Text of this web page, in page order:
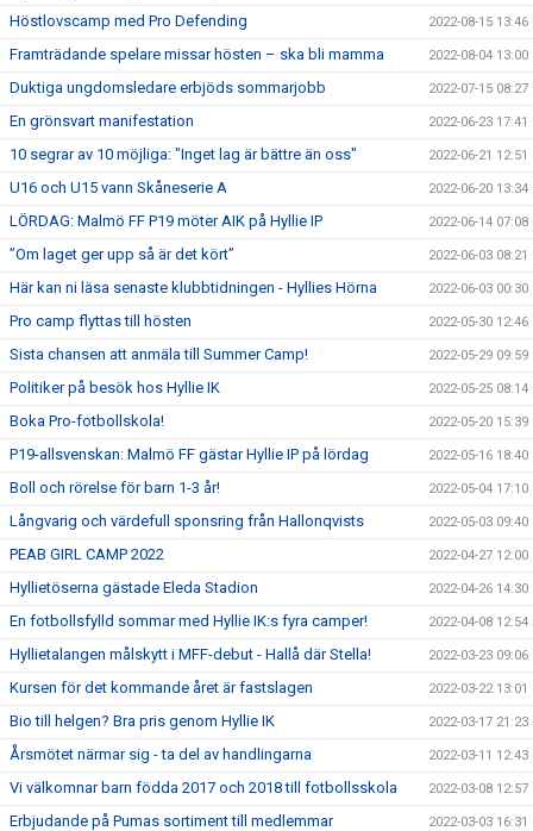
Höstlovscamp med Pro Defending 2022-08-15 13:46
Framträdande spelare missar hösten – ska bli mamma 2022-08-04 13:00
Duktiga ungdomsledare erbjöds sommarjobb 2022-07-15 08:27
En grönsvart manifestation 2022-06-23 17:41
10 segrar av 10 möjliga: "Inget lag är bättre än oss" 2022-06-21 12:51
U16 och U15 vann Skåneserie A 2022-06-20 13:34
LÖRDAG: Malmö FF P19 möter AIK på Hyllie IP 2022-06-14 07:08
”Om laget ger upp så är det kört” 2022-06-03 08:21
Här kan ni läsa senaste klubbtidningen - Hyllies Hörna 2022-06-03 00:30
Pro camp flyttas till hösten 2022-05-30 12:46
Sista chansen att anmäla till Summer Camp! 2022-05-29 09:59
Politiker på besök hos Hyllie IK 2022-05-25 08:14
Boka Pro-fotbollskola! 2022-05-20 15:39
P19-allsvenskan: Malmö FF gästar Hyllie IP på lördag 2022-05-16 18:40
Boll och rörelse för barn 1-3 år! 2022-05-04 17:10
Långvarig och värdefull sponsring från Hallonqvists 2022-05-03 09:40
PEAB GIRL CAMP 2022 2022-04-27 12:00
Hyllietöserna gästade Eleda Stadion 2022-04-26 14:30
En fotbollsfylld sommar med Hyllie IK:s fyra camper! 2022-04-08 12:54
Hyllietalangen målskytt i MFF-debut - Hallå där Stella! 2022-03-23 09:06
Kursen för det kommande året är fastslagen 2022-03-22 13:01
Bio till helgen? Bra pris genom Hyllie IK 2022-03-17 21:23
Årsmötet närmar sig - ta del av handlingarna 2022-03-11 12:43
Vi välkomnar barn födda 2017 och 2018 till fotbollsskola 2022-03-08 12:57
Erbjudande på Pumas sortiment till medlemmar 2022-03-03 16:31